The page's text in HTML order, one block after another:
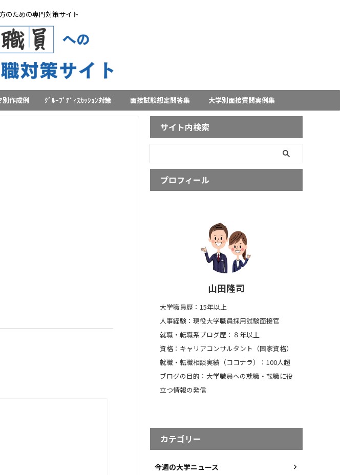
のための専門対策サイト
別作成例 ｸﾞﾙｰﾌﾟﾃﾞｨｽｶｯｼｮﾝ対策 面接試験想定問答集 大学別面接質問実例集
サイト内検索
プロフィール
山田隆司
大学職員歴：15年以上
人事経験：現役大学職員採用試験面接官
就職・転職系ブログ歴：８年以上
資格：キャリアコンサルタント（国家資格）
就職・転職相談実績（ココナラ）：100人超
ブログの目的：大学職員への就職・転職に役
立つ情報の発信
カテゴリー
今週の大学ニュース